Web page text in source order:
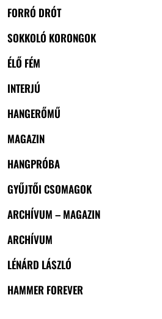
FORRÓ DRÓT
SOKKOLÓ KORONGOK
ÉLŐ FÉM
INTERJÚ
HANGERŐMŰ
MAGAZIN
HANGPRÓBA
GYŰJTŐI CSOMAGOK
ARCHÍVUM – MAGAZIN
ARCHÍVUM
LÉNÁRD LÁSZLÓ
HAMMER FOREVER